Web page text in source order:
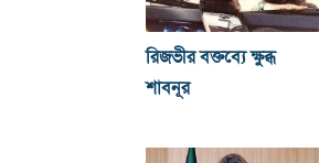
রিজভীর বক্তব্যে ক্ষুব্ধ
শাবনূর